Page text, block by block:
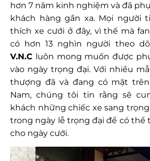
hơn 7 năm kinh nghiệm và đã
khách hàng gần xa. Mọi người
thích xe cưới ở đây, vì thế mà
có hơn 13 nghìn người theo
V.N.C luôn mong muốn được
vào ngày trọng đại. Với nhiều
thượng đã và đang có mặt
Nam, chúng tôi tin rằng sẽ
khách những chiếc xe sang
trong ngày lễ trọng đại để có thể
cho ngày cưới.